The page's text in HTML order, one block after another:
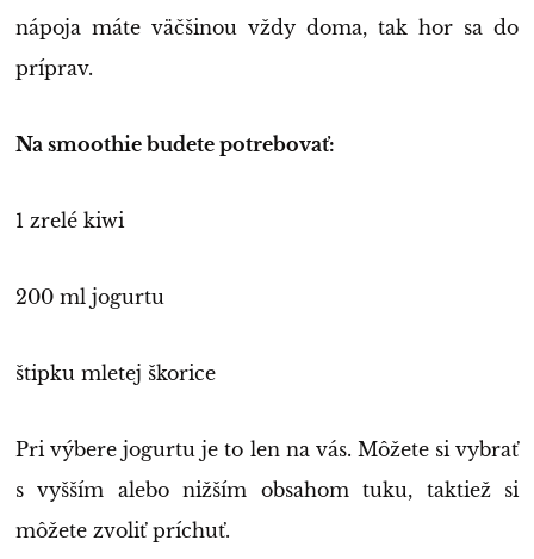
nápoja máte väčšinou vždy doma, tak hor sa do
príprav.
Na smoothie budete potrebovať:
1 zrelé kiwi
200 ml jogurtu
štipku mletej škorice
Pri výbere jogurtu je to len na vás. Môžete si vybrať
s vyšším alebo nižším obsahom tuku, taktiež si
môžete zvoliť príchuť.